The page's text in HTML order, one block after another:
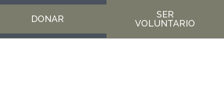
DONAR
SER
VOLUNTARIO